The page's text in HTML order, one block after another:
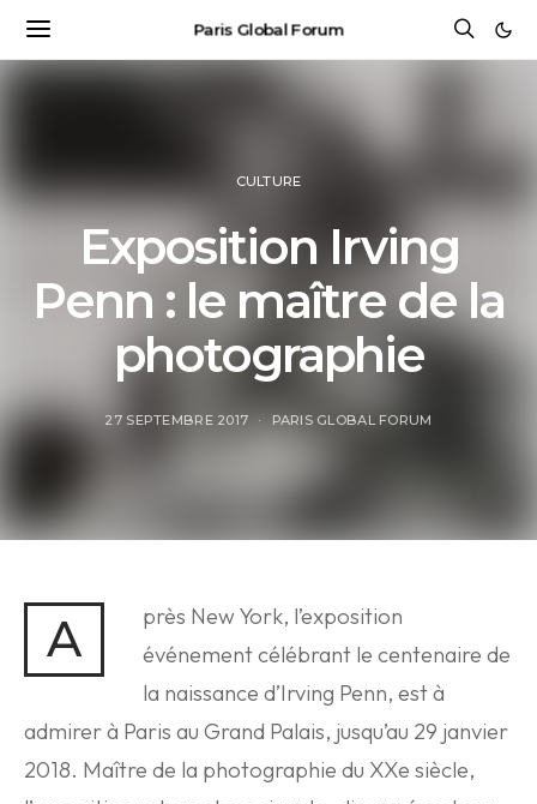
Paris Global Forum
CULTURE
Exposition Irving
Penn : le maître de la
photographie
27 SEPTEMBRE 2017 PARIS GLOBAL FORUM
A
près New York, l’exposition
événement célébrant le centenaire de
la naissance d’Irving Penn, est à
admirer à Paris au Grand Palais, jusqu’au 29 janvier
2018. Maître de la photographie du XXe siècle,